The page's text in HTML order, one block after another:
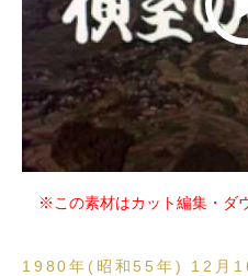
※この素材はカット編集・ダ
1980年(昭和55年) 12月